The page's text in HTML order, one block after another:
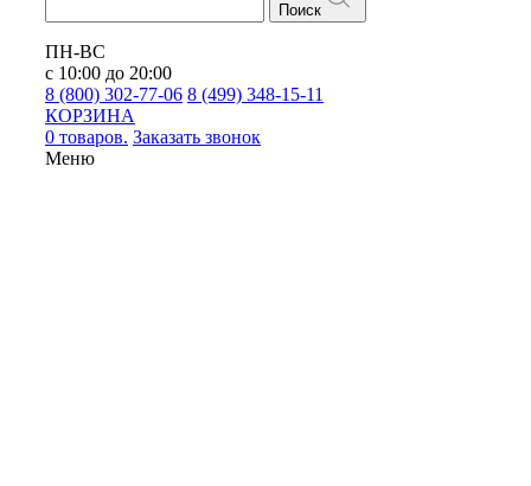
Поиск
ПН-ВС
с 10:00 до 20:00
8 (800) 302-77-06 8 (499) 348-15-11
КОРЗИНА
0 товаров. Заказать звонок
Меню